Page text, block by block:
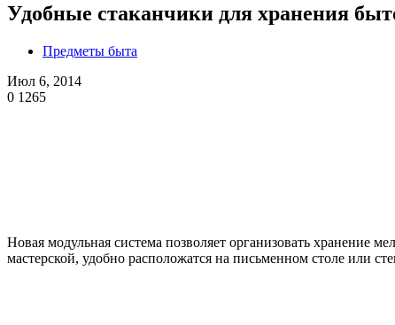
Удобные стаканчики для хранения
Предметы быта
Июл 6, 2014
0 1265
Новая модульная система позволяет организовать хранение
мастерской, удобно расположатся на письменном столе или